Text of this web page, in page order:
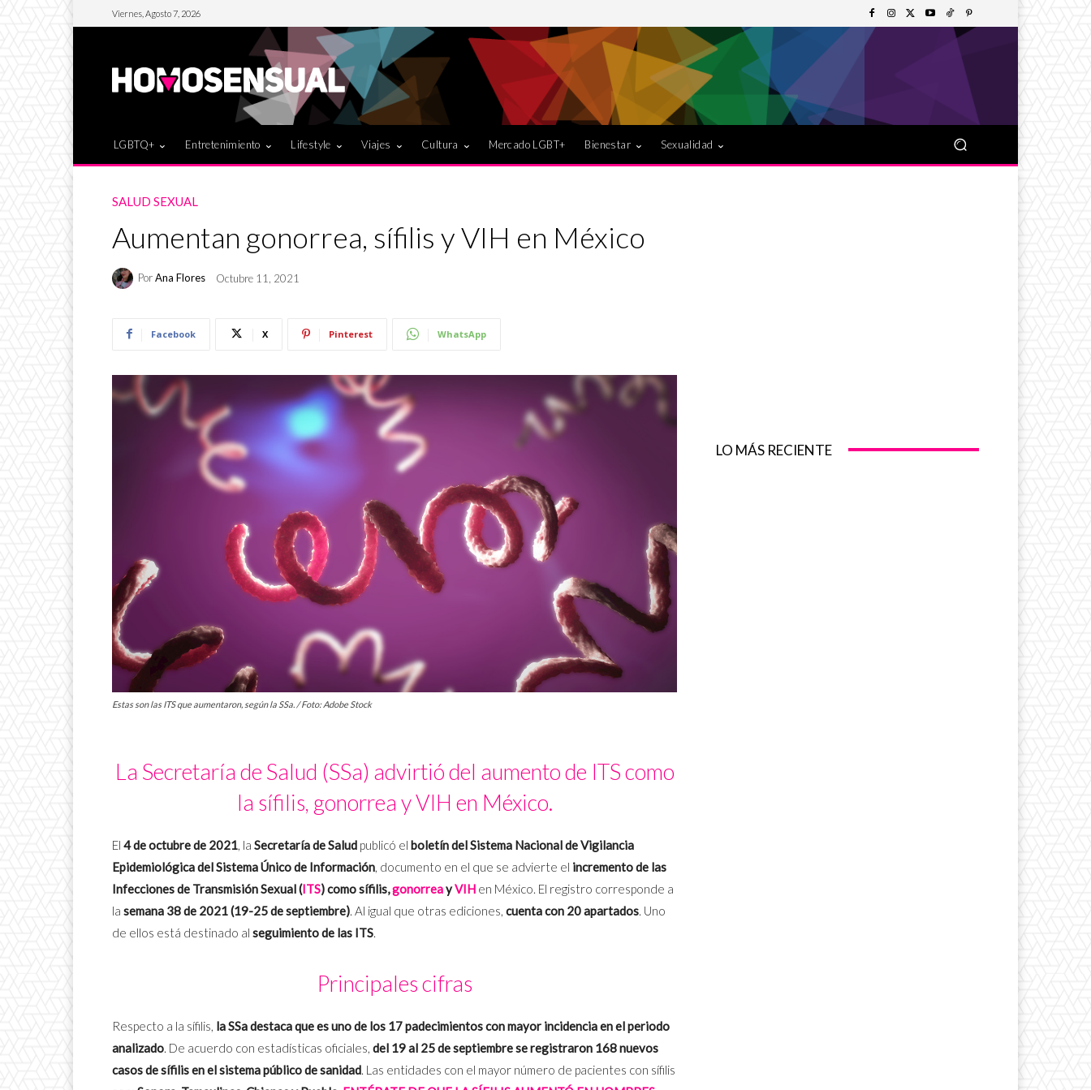
Viernes, Agosto 7, 2026
LGBTQ+ Entretenimiento Lifestyle Viajes Cultura Mercado LGBT+ Bienestar Sexualidad
SALUD SEXUAL
Aumentan gonorrea, sífilis y VIH en México
PorAna Flores Octubre 11, 2021
Facebook X Pinterest WhatsApp
Estas son las ITS que aumentaron, según la SSa. / Foto: Adobe Stock
La Secretaría de Salud (SSa) advirtió del aumento de ITS como
la sífilis, gonorrea y VIH en México.
El 4 de octubre de 2021, la Secretaría de Salud publicó el boletín del Sistema Nacional de Vigilancia
Epidemiológica del Sistema Único de Información, documento en el que se advierte el incremento de las
Infecciones de Transmisión Sexual (ITS) como sífilis,gonorreayVIH en México. El registro corresponde a
la semana 38 de 2021 (19-25 de septiembre). Al igual que otras ediciones, cuenta con 20 apartados. Uno
de ellos está destinado al seguimiento de las ITS.
Principales cifras
Respecto a la sífilis, la SSa destaca que es uno de los 17 padecimientos con mayor incidencia en el periodo
analizado. De acuerdo con estadísticas oficiales, del 19 al 25 de septiembre se registraron 168 nuevos
casos de sífilis en el sistema público de sanidad. Las entidades con el mayor número de pacientes con sífilis
LO MÁS RECIENTE